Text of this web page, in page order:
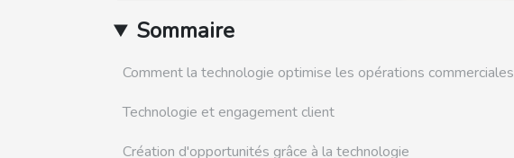
Sommaire
Comment la technologie optimise les opérations commerciales
Technologie et engagement client
Création d'opportunités grâce à la technologie